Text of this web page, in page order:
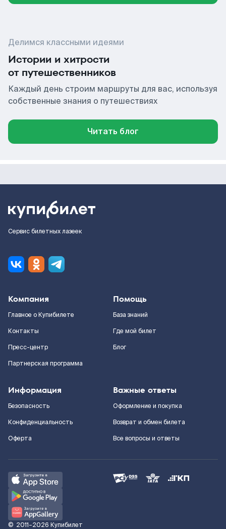
Делимся классными идеями
Истории и хитрости
от путешественников
Каждый день строим маршруты для вас, используя
собственные знания о путешествиях
Читать блог
Сервис билетных лазеек
Компания
Главное о Купибилете
Контакты
Пресс-центр
Партнерская программа
Помощь
База знаний
Где мой билет
Блог
Информация
Безопасность
Конфиденциальность
Оферта
Важные ответы
Оформление и покупка
Возврат и обмен билета
Все вопросы и ответы
© 2011–2026 Купибилет